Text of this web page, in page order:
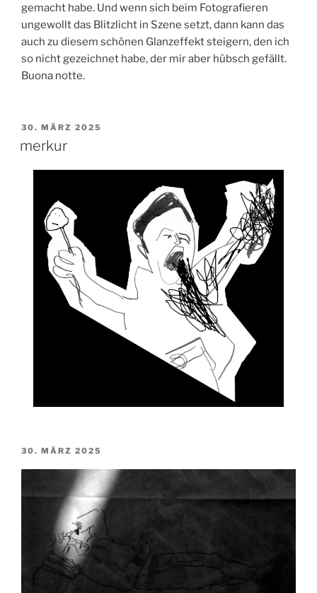
gemacht habe. Und wenn sich beim Fotografieren
ungewollt das Blitzlicht in Szene setzt, dann kann das
auch zu diesem schönen Glanzeffekt steigern, den ich
so nicht gezeichnet habe, der mir aber hübsch gefällt.
Buona notte.
VERÖFFENTLICHT
30. MÄRZ 2025
merkur
VERÖFFENTLICHT
30. MÄRZ 2025